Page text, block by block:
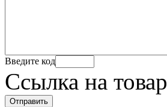
Введите код
Ссылка на товар